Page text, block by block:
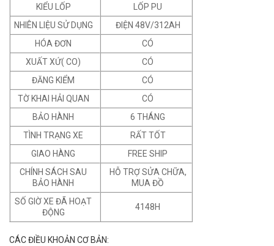
KIỂU LỐP
LỐP PU
NHIÊN LIỆU SỬ DỤNG
ĐIỆN 48V/312AH
HÓA ĐƠN
CÓ
XUẤT XỨ( CO)
CÓ
ĐĂNG KIỂM
CÓ
TỜ KHAI HẢI QUAN
CÓ
BẢO HÀNH
6 THÁNG
TÌNH TRẠNG XE
RẤT TỐT
GIAO HÀNG
FREE SHIP
CHÍNH SÁCH SAU
BẢO HÀNH
HỖ TRỢ SỬA CHỮA,
MUA ĐỒ
SỐ GIỜ XE ĐÃ HOẠT
ĐỘNG
4148H
CÁC ĐIỀU KHOẢN CƠ BẢN: